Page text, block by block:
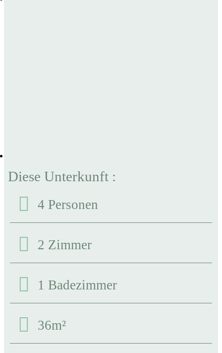
Diese Unterkunft :
4 Personen
2 Zimmer
1 Badezimmer
36m²